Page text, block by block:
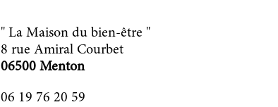
" La Maison du bien-être "
8 rue Amiral Courbet
06500 Menton
06 19 76 20 59